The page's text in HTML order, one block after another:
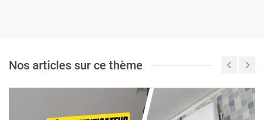
Nos articles sur ce thème